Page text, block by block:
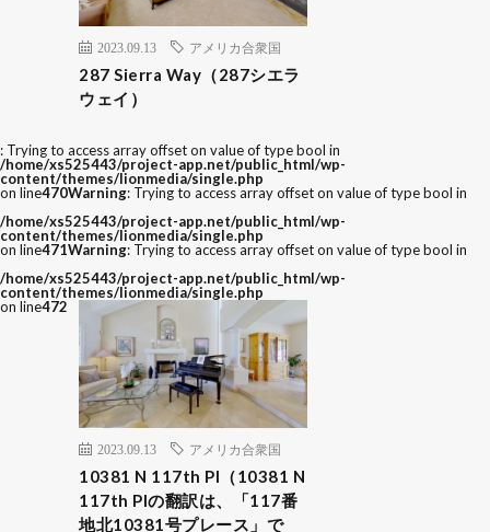
2023.09.13 アメリカ合衆国
287 Sierra Way（287シエラ
ウェイ）
: Trying to access array offset on value of type bool in
/home/xs525443/project-app.net/public_html/wp-
content/themes/lionmedia/single.php
on line470Warning: Trying to access array offset on value of type bool in
/home/xs525443/project-app.net/public_html/wp-
content/themes/lionmedia/single.php
on line471Warning: Trying to access array offset on value of type bool in
/home/xs525443/project-app.net/public_html/wp-
content/themes/lionmedia/single.php
on line472
2023.09.13 アメリカ合衆国
10381 N 117th Pl（10381 N
117th Plの翻訳は、「117番
地北10381号プレース」で